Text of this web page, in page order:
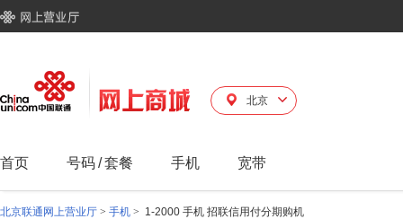
北京
首页 号码/套餐 手机 宽带
北京联通网上营业厅 > 手机 > 1-2000 手机 招联信用付分期购机